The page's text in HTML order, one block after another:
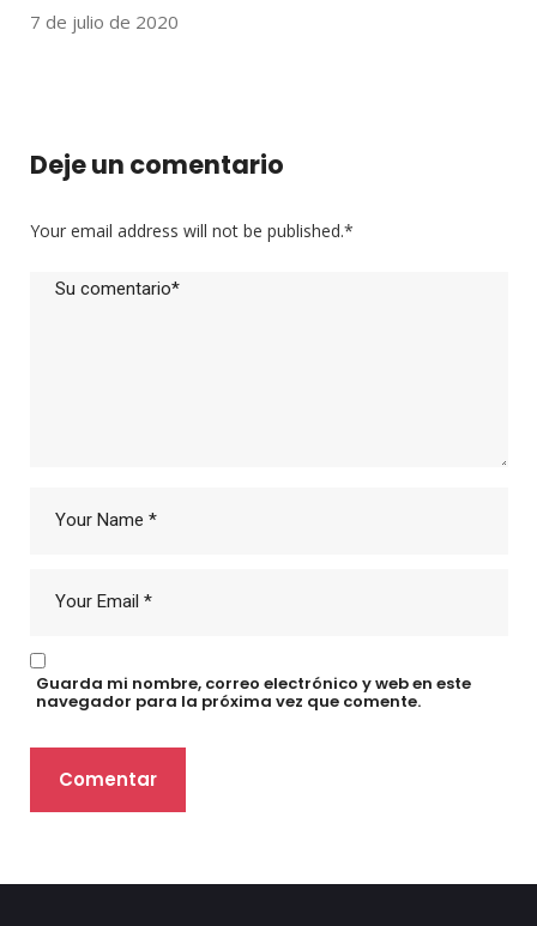
7 de julio de 2020
Deje un comentario
Your email address will not be published.*
Guarda mi nombre, correo electrónico y web en este
navegador para la próxima vez que comente.
Comentar